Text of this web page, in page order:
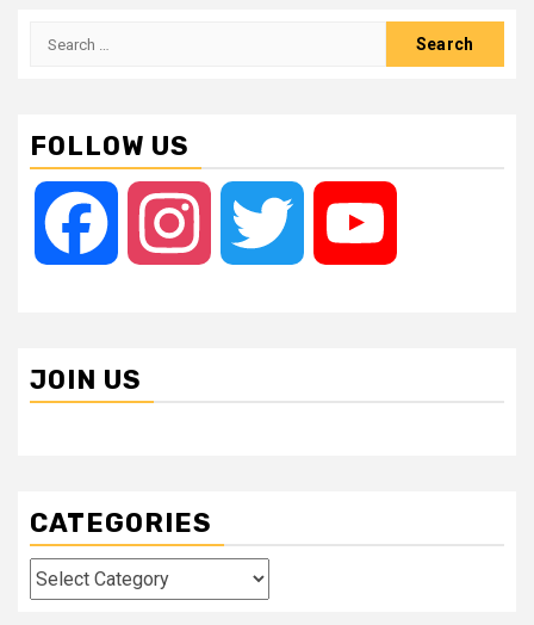
Search
FOLLOW US
Facebook Instagram Twitter
JOIN US
CATEGORIES
Categories